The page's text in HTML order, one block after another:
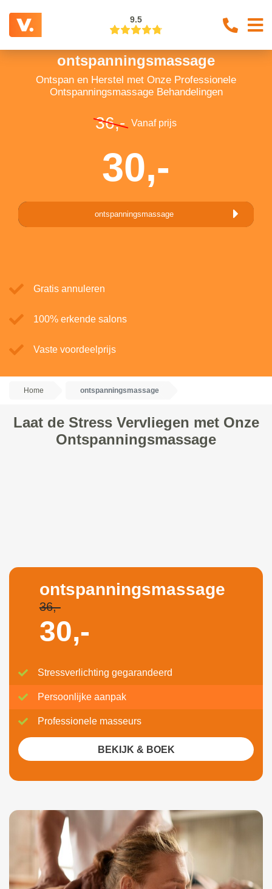
9.5
ontspanningsmassage
Ontspan en Herstel met Onze Professionele
Ontspanningsmassage Behandelingen
36,- Vanaf prijs
30,-
ontspanningsmassage
Gratis annuleren
100% erkende salons
Vaste voordeelprijs
Home ontspanningsmassage
Laat de Stress Vervliegen met Onze
Ontspanningsmassage
ontspanningsmassage
36,-
30,-
Stressverlichting gegarandeerd
Persoonlijke aanpak
Professionele masseurs
BEKIJK & BOEK